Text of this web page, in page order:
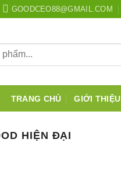
GOODCEO88@GMAIL.COM
TRANG CHỦ GIỚI THIỆU
HIỆN ĐẠI